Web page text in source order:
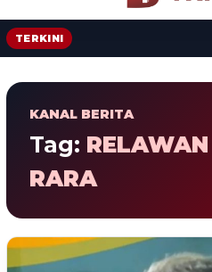
TERKINI
KANAL BERITA
Tag:
RARA